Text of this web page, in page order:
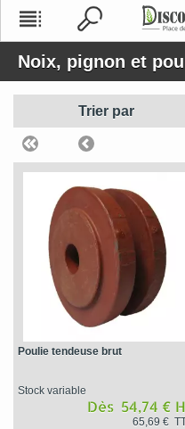
Noix, pignon et
Trier par
Poulie tendeuse brut
Stock variable
Dès 54,74 €
65,69 €